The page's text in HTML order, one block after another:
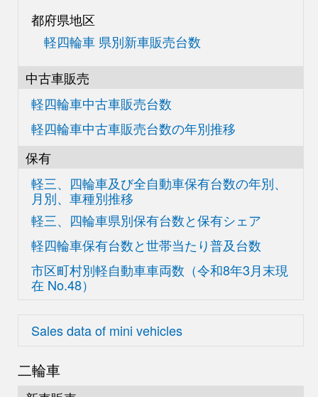
都府県地区
軽四輪車 県別新車販売台数
中古車販売
軽四輪車中古車販売台数
軽四輪車中古車販売台数の年別推移
保有
軽三、四輪車及び全自動車保有台数の年別、
月別、車種別推移
軽三、四輪車県別保有台数と保有シェア
軽四輪車保有台数と世帯当たり普及台数
市区町村別軽自動車車両数 （令和8年3月末現
在 No.48）
Sales data of mini vehicles
二輪車